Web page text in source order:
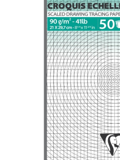
All the collections